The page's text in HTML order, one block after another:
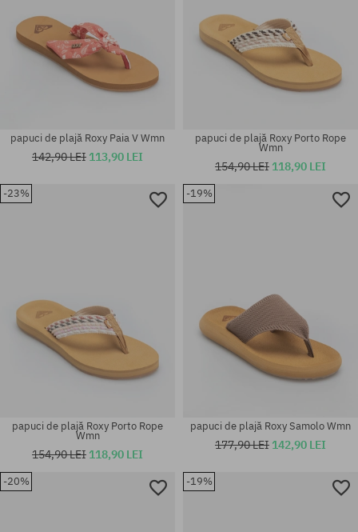
Mărimi existente:
papuci de plajă Roxy Paia V Wmn
142,90 LEI 113,90 LEI
Mărimi existente:
papuci de plajă Roxy Porto Rope
Wmn
154,90 LEI 118,90 LEI
-23%
papuci de plajă Roxy Porto Rope
Wmn
154,90 LEI 118,90 LEI
-19%
papuci de plajă Roxy Samolo Wmn
177,90 LEI 142,90 LEI
-20% -19%